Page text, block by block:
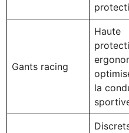
Gants racing
Haute
la